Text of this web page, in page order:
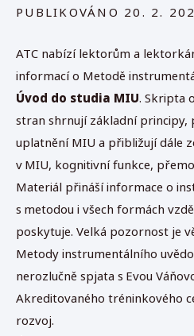
PUBLIKOVÁNO 20. 2.
ATC nabízí lektorům a
informací o Metodě
Úvod do studia MIU. Skripta
stran shrnují základní principy,
uplatnění MIU a přibližují dále
v MIU, kognitivní funkce,
Materiál přináší informace o
s metodou i všech formách
poskytuje. Velká pozornost je
Metody instrumentálního
nerozlučně spjata s Evou
Akreditovaného tréninkového
rozvoj.